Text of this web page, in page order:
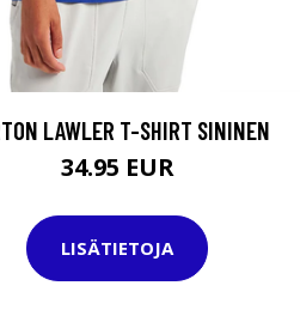
LAWLER T-SHIRT SININEN
34.95 EUR
LISÄTIETOJA